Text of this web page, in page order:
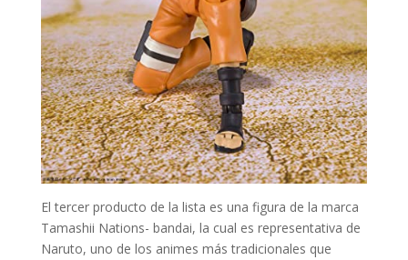
El tercer producto de la lista es una figura de la marca
Tamashii Nations- bandai, la cual es representativa de
Naruto, uno de los animes más tradicionales que